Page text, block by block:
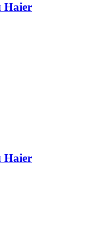
Haier
Haier